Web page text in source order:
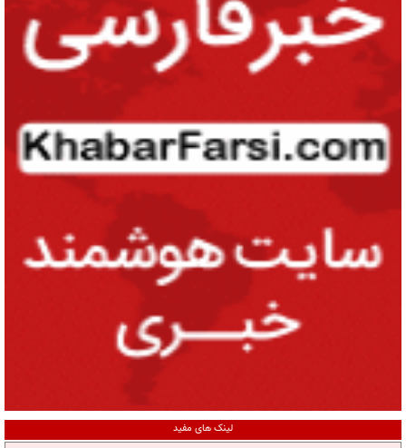
لینک های مفید